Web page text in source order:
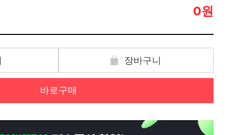
0원
장바구니
바로구매